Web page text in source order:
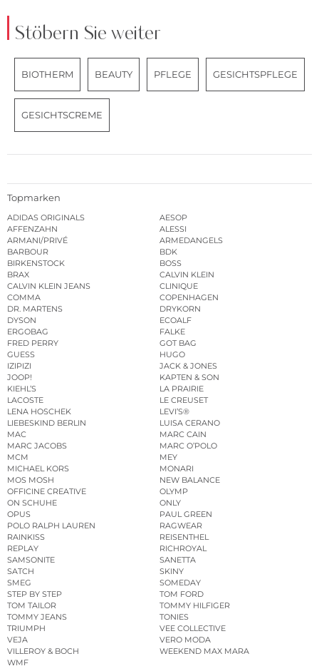
Stöbern Sie weiter
BIOTHERM BEAUTY PFLEGE GESICHTSPFLEGE
GESICHTSCREME
Topmarken
ADIDAS ORIGINALS
AESOP
AFFENZAHN
ALESSI
ARMANI/PRIVÉ
ARMEDANGELS
BARBOUR
BDK
BIRKENSTOCK
BOSS
BRAX
CALVIN KLEIN
CALVIN KLEIN JEANS
CLINIQUE
COMMA
COPENHAGEN
DR. MARTENS
DRYKORN
DYSON
ECOALF
ERGOBAG
FALKE
FRED PERRY
GOT BAG
GUESS
HUGO
IZIPIZI
JACK & JONES
JOOP!
KAPTEN & SON
KIEHL’S
LA PRAIRIE
LACOSTE
LE CREUSET
LENA HOSCHEK
LEVI’S®
LIEBESKIND BERLIN
LUISA CERANO
MAC
MARC CAIN
MARC JACOBS
MARC O’POLO
MCM
MEY
MICHAEL KORS
MONARI
MOS MOSH
NEW BALANCE
OFFICINE CREATIVE
OLYMP
ON SCHUHE
ONLY
OPUS
PAUL GREEN
POLO RALPH LAUREN
RAGWEAR
RAINKISS
REISENTHEL
REPLAY
RICHROYAL
SAMSONITE
SANETTA
SATCH
SKINY
SMEG
SOMEDAY
STEP BY STEP
TOM FORD
TOM TAILOR
TOMMY HILFIGER
TOMMY JEANS
TONIES
TRIUMPH
VEE COLLECTIVE
VEJA
VERO MODA
VILLEROY & BOCH
WEEKEND MAX MARA
WMF